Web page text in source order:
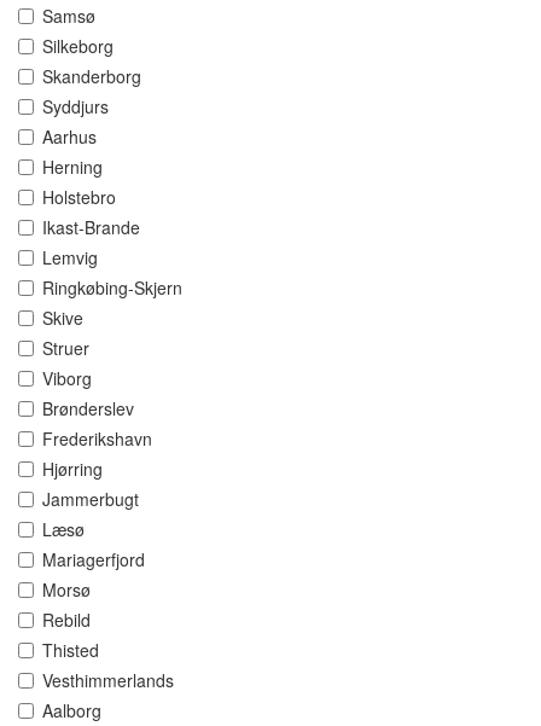
Samsø
Silkeborg
Skanderborg
Syddjurs
Aarhus
Herning
Holstebro
Ikast-Brande
Lemvig
Ringkøbing-Skjern
Skive
Struer
Viborg
Brønderslev
Frederikshavn
Hjørring
Jammerbugt
Læsø
Mariagerfjord
Morsø
Rebild
Thisted
Vesthimmerlands
Aalborg